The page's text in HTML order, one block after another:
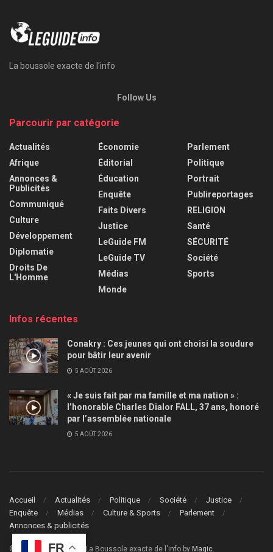
La boussole exacte de l'info
Follow Us
Parcourir par catégorie
Actualités
Afrique
Annonces &
Publicités
Communiqué
Culture
Développement
Diplomatie
Droits De
L'Homme
Économie
Éditorial
Éducation
Enquête
Faits Divers
Justice
LeGuide FM
LeGuide TV
Médias
Monde
Parlement
Politique
Portrait
Publireportages
RELIGION
Santé
SÉCURITÉ
Société
Sports
Infos récentes
Conakry : Ces jeunes qui ont choisi la soudure
pour bâtir leur avenir
5 AOÛT 2026
« Je suis fait par ma famille et ma nation » :
l’honorable Charles Dialor FALL, 37 ans, honoré
par l’assemblée nationale
5 AOÛT 2026
Accueil Actualités Politique Société
Justice
Enquête
Médias Culture & Sports
Parlement
Annonces & publicités
© 2024 Le Guide Info - La Boussole exacte de l'info by Magic
FR